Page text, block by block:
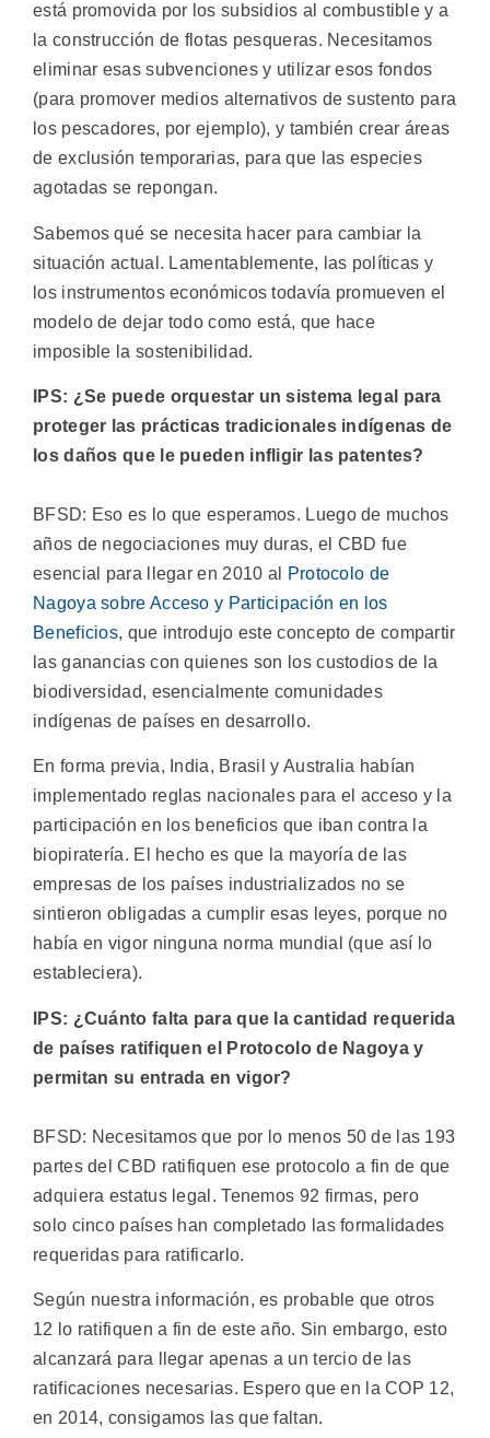
está promovida por los subsidios al combustible y a
la construcción de flotas pesqueras. Necesitamos
eliminar esas subvenciones y utilizar esos fondos
(para promover medios alternativos de sustento para
los pescadores, por ejemplo), y también crear áreas
de exclusión temporarias, para que las especies
agotadas se repongan.
Sabemos qué se necesita hacer para cambiar la
situación actual. Lamentablemente, las políticas y
los instrumentos económicos todavía promueven el
modelo de dejar todo como está, que hace
imposible la sostenibilidad.
IPS: ¿Se puede orquestar un sistema legal para
proteger las prácticas tradicionales indígenas de
los daños que le pueden infligir las patentes?
BFSD: Eso es lo que esperamos. Luego de muchos
años de negociaciones muy duras, el CBD fue
esencial para llegar en 2010 al
Protocolo de
Nagoya sobre Acceso y Participación en los
Beneficios, que introdujo este concepto de compartir
las ganancias con quienes son los custodios de la
biodiversidad, esencialmente comunidades
indígenas de países en desarrollo.
En forma previa, India, Brasil y Australia habían
implementado reglas nacionales para el acceso y la
participación en los beneficios que iban contra la
biopiratería. El hecho es que la mayoría de las
empresas de los países industrializados no se
sintieron obligadas a cumplir esas leyes, porque no
había en vigor ninguna norma mundial (que así lo
estableciera).
IPS: ¿Cuánto falta para que la cantidad requerida
de países ratifiquen el Protocolo de Nagoya y
permitan su entrada en vigor?
BFSD: Necesitamos que por lo menos 50 de las 193
partes del CBD ratifiquen ese protocolo a fin de que
adquiera estatus legal. Tenemos 92 firmas, pero
solo cinco países han completado las formalidades
requeridas para ratificarlo.
Según nuestra información, es probable que otros
12 lo ratifiquen a fin de este año. Sin embargo, esto
alcanzará para llegar apenas a un tercio de las
ratificaciones necesarias. Espero que en la COP 12,
en 2014, consigamos las que faltan.